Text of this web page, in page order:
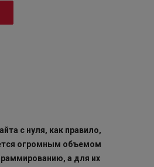
с нуля, как правило,
огромным объемом
а для их